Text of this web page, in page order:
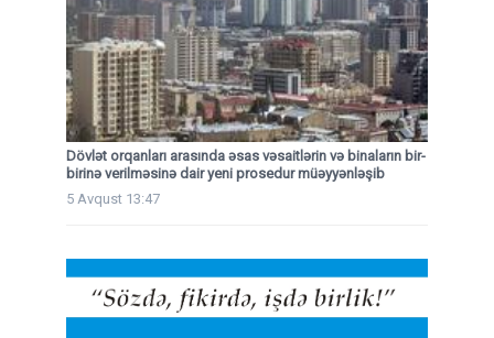
Dövlət orqanları arasında əsas vəsaitlərin və binaların bir-
birinə verilməsinə dair yeni prosedur müəyyənləşib
5 Avqust 13:47